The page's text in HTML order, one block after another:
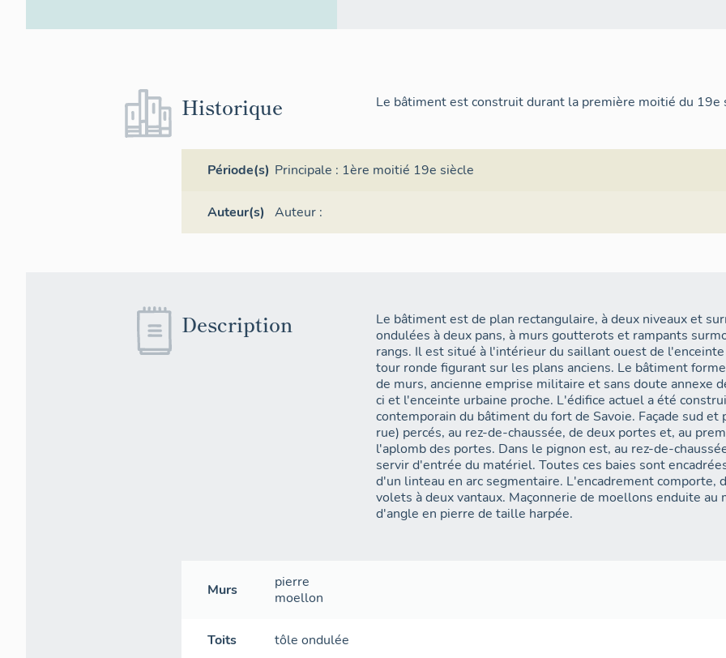
Historique Le bâtiment est construit durant la première moitié du 19e
Période(s) Principale : 1ère moitié 19e siècle
Auteur(s) Auteur :
Description
Le bâtiment est de plan rectangulaire, à deux niveaux et
ondulées à deux pans, à murs goutterots et rampants
rangs. Il est situé à l'intérieur du saillant ouest de
tour ronde figurant sur les plans anciens. Le bâtiment
de murs, ancienne emprise militaire et sans doute annexe
ci et l'enceinte urbaine proche. L'édifice actuel a été
contemporain du bâtiment du fort de Savoie. Façade sud
rue) percés, au rez-de-chaussée, de deux portes et, au
l'aplomb des portes. Dans le pignon est, au rez-de-
servir d'entrée du matériel. Toutes ces baies sont
d'un linteau en arc segmentaire. L'encadrement comporte,
volets à deux vantaux. Maçonnerie de moellons enduite au
d'angle en pierre de taille harpée.
Murs
pierre
moellon
Toits tôle ondulée